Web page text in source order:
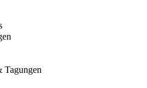
Tagungen